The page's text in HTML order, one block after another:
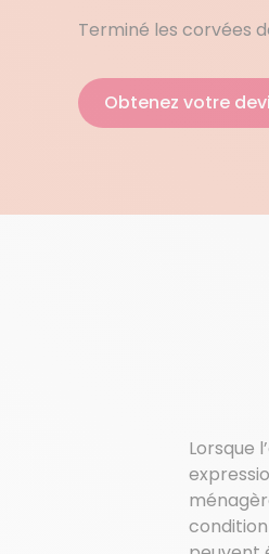
Terminé les corvées
Obtenez votre
Lorsque